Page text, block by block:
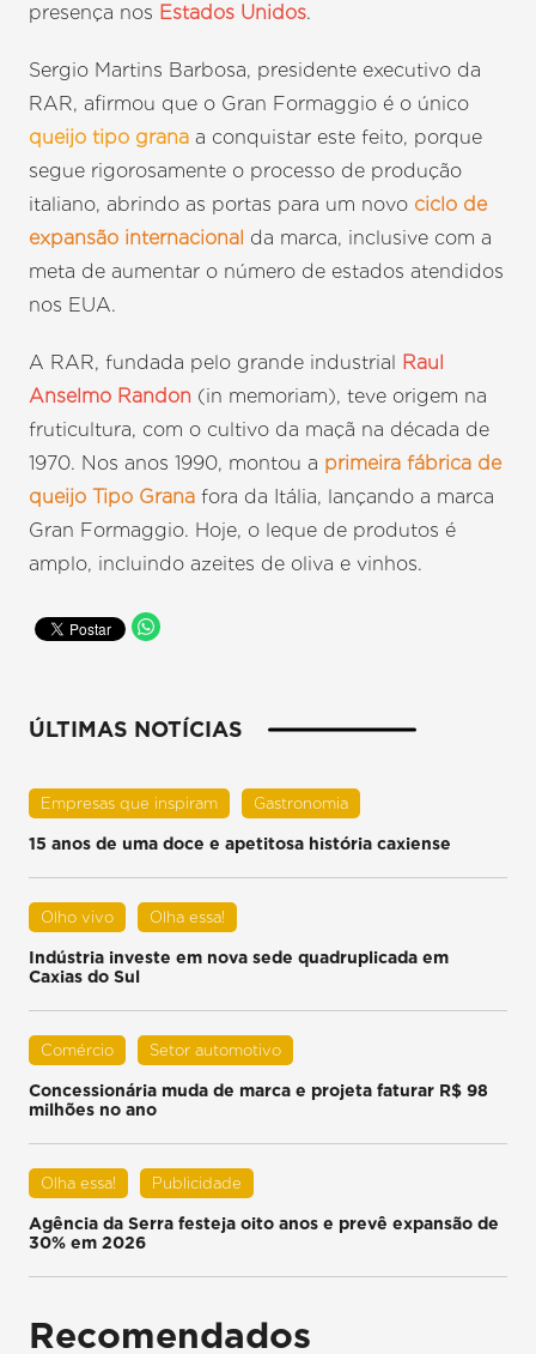
presença nos Estados Unidos.
Sergio Martins Barbosa, presidente executivo da
RAR, afirmou que o Gran Formaggio é o único
queijo tipo grana a conquistar este feito, porque
segue rigorosamente o processo de produção
italiano, abrindo as portas para um novo ciclo de
expansão internacional da marca, inclusive com a
meta de aumentar o número de estados atendidos
nos EUA.
A RAR, fundada pelo grande industrial Raul
Anselmo Randon (in memoriam), teve origem na
fruticultura, com o cultivo da maçã na década de
1970. Nos anos 1990, montou a primeira fábrica de
queijo Tipo Grana fora da Itália, lançando a marca
Gran Formaggio. Hoje, o leque de produtos é
amplo, incluindo azeites de oliva e vinhos.
ÚLTIMAS NOTÍCIAS
Empresas que inspiram Gastronomia
15 anos de uma doce e apetitosa história caxiense
Olho vivo Olha essa!
Indústria investe em nova sede quadruplicada em
Caxias do Sul
Comércio Setor automotivo
Concessionária muda de marca e projeta faturar R$ 98
milhões no ano
Olha essa! Publicidade
Agência da Serra festeja oito anos e prevê expansão de
30% em 2026
Recomendados